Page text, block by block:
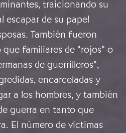
traicionando su
escapar de su papel
También fueron
familiares de “rojos” o
de guerrilleros”,
encarceladas y
a los hombres, y también
guerra en tanto que
El número de víctimas